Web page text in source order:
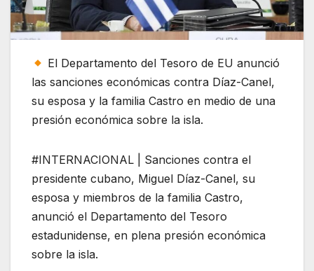
El Departamento del Tesoro de EU anunció
las sanciones económicas contra Díaz-Canel,
su esposa y la familia Castro en medio de una
presión económica sobre la isla.
#INTERNACIONAL | Sanciones contra el
presidente cubano, Miguel Díaz-Canel, su
esposa y miembros de la familia Castro,
anunció el Departamento del Tesoro
estadunidense, en plena presión económica
sobre la isla.